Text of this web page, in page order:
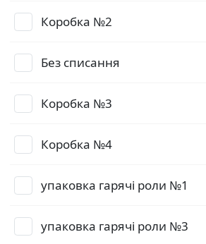
Коробка №2
Без списання
Коробка №3
Коробка №4
упаковка гарячі роли №1
упаковка гарячі роли №3